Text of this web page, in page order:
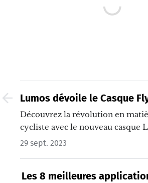
Lumos dévoile le Casque
sécurité et style sur la
Découvrez la révolution en
cycliste avec le nouveau casque
Fly High !…
29 sept. 2023
Les 8 meilleures